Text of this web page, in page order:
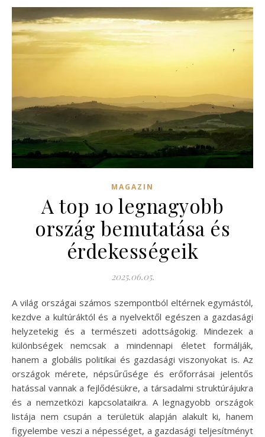
MAGAZIN
A top 10 legnagyobb
ország bemutatása és
érdekességeik
2025.06.05.
A világ országai számos szempontból eltérnek egymástól,
kezdve a kultúráktól és a nyelvektől egészen a gazdasági
helyzetekig és a természeti adottságokig. Mindezek a
különbségek nemcsak a mindennapi életet formálják,
hanem a globális politikai és gazdasági viszonyokat is. Az
országok mérete, népsűrűsége és erőforrásai jelentős
hatással vannak a fejlődésükre, a társadalmi struktúrájukra
és a nemzetközi kapcsolataikra. A legnagyobb országok
listája nem csupán a területük alapján alakult ki, hanem
figyelembe veszi a népességet, a gazdasági teljesítményt